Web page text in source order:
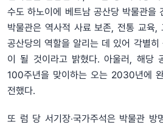
수도 하노이에 베트남 공산당 박물관을
박물관은 역사적 사료 보존, 전통 교육,
공산당의 역할을 알리는 데 있어 각별
이 될 것이라고 밝혔다. 아울러, 해당
100주년을 맞이하는 오는 2030년에
전했다.
또 럼 당 서기장‧국가주석은 박물관 방